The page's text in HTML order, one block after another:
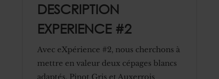
DESCRIPTION
EXPERIENCE #2
Avec eXpérience #2, nous cherchons à
mettre en valeur deux cépages blancs
adaptés. Pinot Gris et Auxerrois